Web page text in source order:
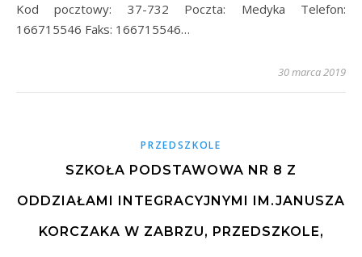
Kod pocztowy: 37-732 Poczta: Medyka Telefon:
166715546 Faks: 166715546…
30 marca 2019
PRZEDSZKOLE
SZKOŁA PODSTAWOWA NR 8 Z
ODDZIAŁAMI INTEGRACYJNYMI IM.JANUSZA
KORCZAKA W ZABRZU, PRZEDSZKOLE,